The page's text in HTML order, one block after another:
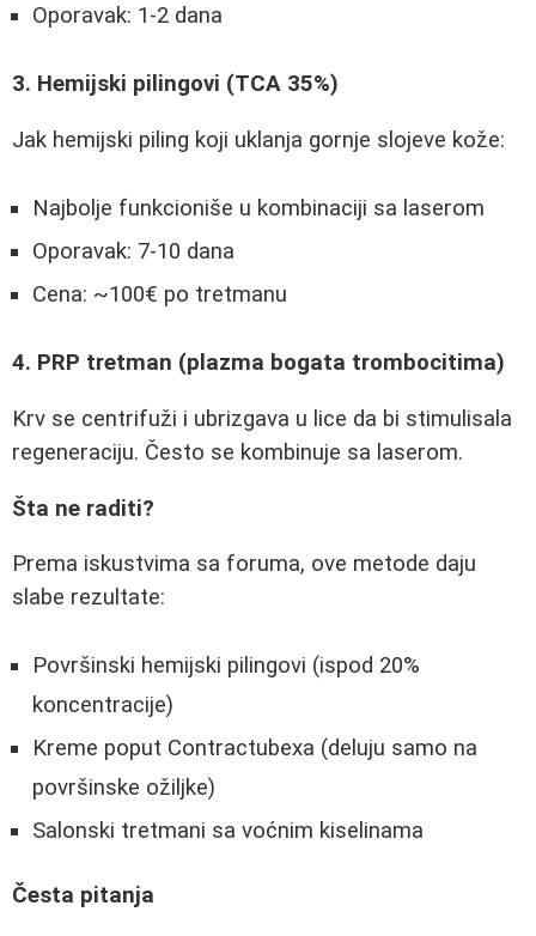
Oporavak: 1-2 dana
3. Hemijski pilingovi (TCA 35%)
Jak hemijski piling koji uklanja gornje slojeve kože:
Najbolje funkcioniše u kombinaciji sa laserom
Oporavak: 7-10 dana
Cena: ~100€ po tretmanu
4. PRP tretman (plazma bogata trombocitima)
Krv se centrifuži i ubrizgava u lice da bi stimulisala
regeneraciju. Često se kombinuje sa laserom.
Šta ne raditi?
Prema iskustvima sa foruma, ove metode daju
slabe rezultate:
Površinski hemijski pilingovi (ispod 20%
koncentracije)
Kreme poput Contractubexa (deluju samo na
površinske ožiljke)
Salonski tretmani sa voćnim kiselinama
Česta pitanja